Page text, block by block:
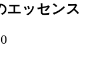
エッセンス